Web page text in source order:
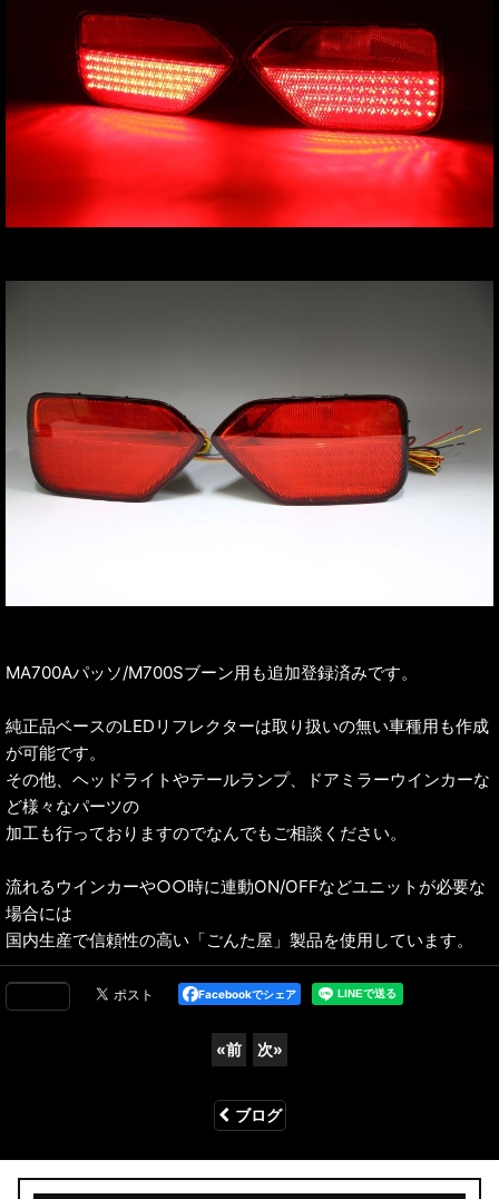
MA700Aパッソ/M700Sブーン用も追加登録済みです。
純正品ベースのLEDリフレクターは取り扱いの無い車種用も作成
が可能です。
その他、ヘッドライトやテールランプ、ドアミラーウインカーな
ど様々なパーツの
加工も行っておりますのでなんでもご相談ください。
流れるウインカーや○○時に連動ON/OFFなどユニットが必要な
場合には
国内生産で信頼性の高い「ごんた屋」製品を使用しています。
Facebookでシェア
«前 次»
ブログ